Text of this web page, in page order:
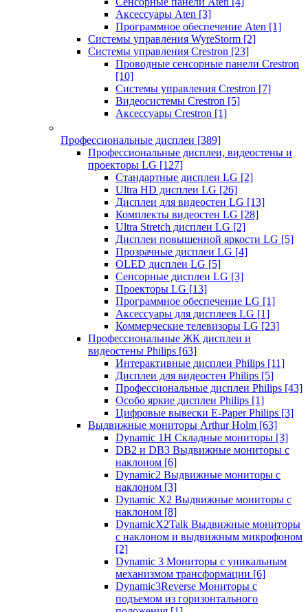
Аксессуары Aten [3]
Программное обеспечение Aten [1]
Системы управления WyreStorm [2]
Системы управления Crestron [23]
Проводные сенсорные панели Crestron
[10]
Системы управления Crestron [7]
Видеосистемы Crestron [5]
Аксессуары Crestron [1]
Профессиональные дисплеи [389]
Профессиональные дисплеи, видеостены и
проекторы LG [127]
Стандартные дисплеи LG [2]
Ultra HD дисплеи LG [26]
Дисплеи для видеостен LG [13]
Комплекты видеостен LG [28]
Ultra Stretch дисплеи LG [2]
Дисплеи повышенной яркости LG [5]
Прозрачные дисплеи LG [4]
OLED дисплеи LG [5]
Сенсорные дисплеи LG [3]
Проекторы LG [13]
Программное обеспечение LG [1]
Аксессуары для дисплеев LG [1]
Коммерческие телевизоры LG [23]
Профессиональные ЖК дисплеи и
видеостены Philips [63]
Интерактивные дисплеи Philips [11]
Дисплеи для видеостен Philips [5]
Профессиональные дисплеи Philips [43]
Особо яркие дисплеи Philips [1]
Цифровые вывески E-Paper Philips [3]
Выдвижные мониторы Arthur Holm [63]
Dynamic 1Н Складные мониторы [3]
DB2 и DB3 Выдвижные мониторы с
наклоном [6]
Dynamic2 Выдвижные мониторы с
наклоном [3]
Dynamic X2 Выдвижные мониторы с
наклоном [8]
DynamicX2Talk Выдвижные мониторы
с наклоном и выдвижным микрофоном
[2]
Dynamic 3 Мониторы с уникальным
механизмом трансформации [6]
Dynamic3Reverse Мониторы с
подъемом из горизонтального